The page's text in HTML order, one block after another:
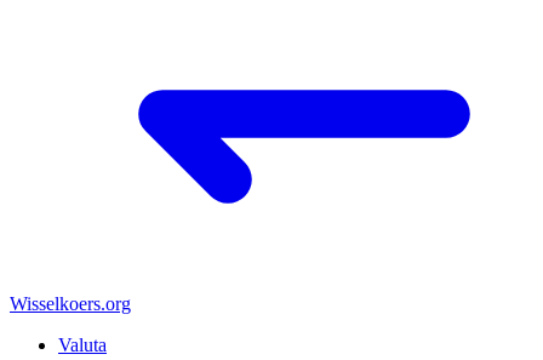
Wisselkoers.org
Valuta